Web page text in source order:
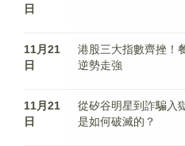
日
11月21
日
港股三大指數齊挫！
逆勢走強
11月21
日
從矽谷明星到詐騙入
是如何破滅的？